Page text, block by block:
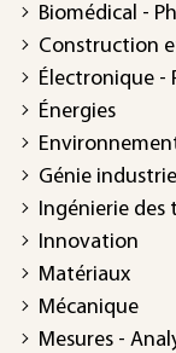
Biomédical -
Construction
Électronique -
Énergies
Génie industriel
Ingénierie
Innovation
Matériaux
Mécanique
Mesures -